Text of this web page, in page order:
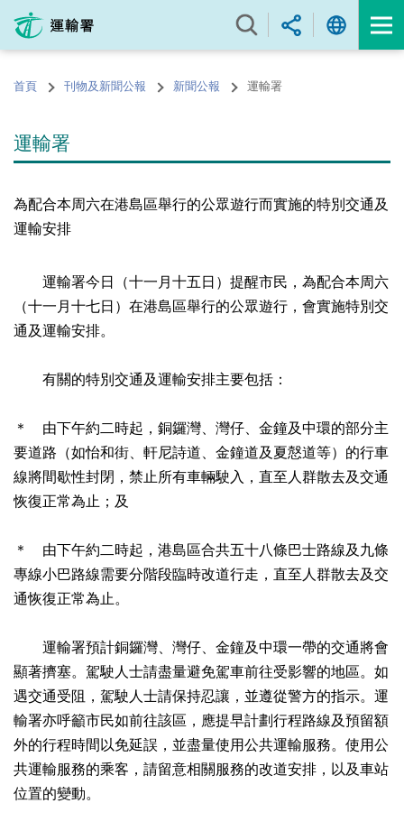
內
的首頁 刊物及新聞公報 新聞公報 運輸署
運輸署
為配合本周六在港島區舉行的公眾遊行而實施的特別交通及
運輸安排
運輸署今日（十一月十五日）提醒市民，為配合本周六
（十一月十七日）在港島區舉行的公眾遊行，會實施特別交
通及運輸安排。
有關的特別交通及運輸安排主要包括：
＊ 由下午約二時起，銅鑼灣、灣仔、金鐘及中環的部分主
要道路（如怡和街、軒尼詩道、金鐘道及夏慤道等）的行車
線將間歇性封閉，禁止所有車輛駛入，直至人群散去及交通
恢復正常為止；及
＊ 由下午約二時起，港島區合共五十八條巴士路線及九條
專線小巴路線需要分階段臨時改道行走，直至人群散去及交
通恢復正常為止。
運輸署預計銅鑼灣、灣仔、金鐘及中環一帶的交通將會
顯著擠塞。駕駛人士請盡量避免駕車前往受影響的地區。如
遇交通受阻，駕駛人士請保持忍讓，並遵從警方的指示。運
輸署亦呼籲市民如前往該區，應提早計劃行程路線及預留額
外的行程時間以免延誤，並盡量使用公共運輸服務。使用公
共運輸服務的乘客，請留意相關服務的改道安排，以及車站
位置的變動。